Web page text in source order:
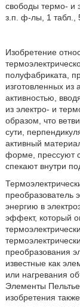
свободы термо- и
з.п. ф-лы, 1 табл.,
Изобретение
полуфабриката,
изготовленных из
активностью,
из электро- и
образом, что
сути,
активный
форме, прессуют
спекают внутри
преобразователь
энергию в
эффект, который
преобразования
известные как
или нагревания
Элементы
изобретения